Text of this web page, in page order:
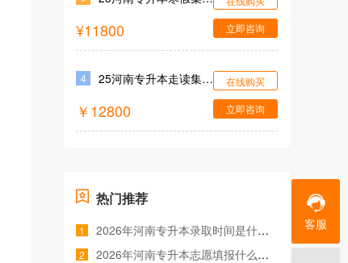
¥11800
立即咨询
4 25河南专升本走读集训营
￥12800
在线购买
立即咨询
热门推荐
1 2026年河南专升本录取时间是什么时候<
2 2026年河南专升本志愿填报什么时间<
客服